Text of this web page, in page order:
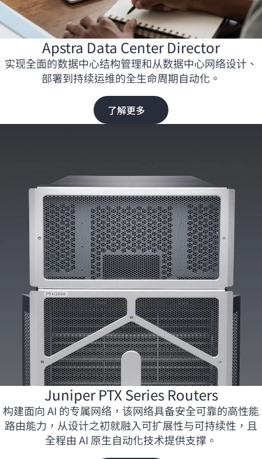
Apstra Data Center Director
实现全面的数据中心结构管理和从数据中心网络设计、
部署到持续运维的全生命周期自动化。
了解更多
Juniper PTX Series Routers
构建面向 AI 的专属网络，该网络具备安全可靠的高性能
路由能力，从设计之初就融入可扩展性与可持续性，且
全程由 AI 原生自动化技术提供支撑。